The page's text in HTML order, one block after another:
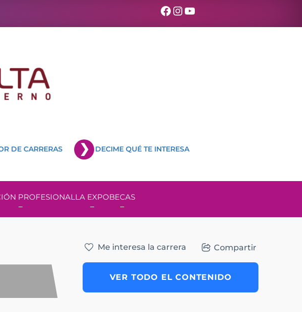
Facebook
Instagram
YouTube
DE CARRERAS DECIME QUÉ TE INTERESA
PROFESIONALLA EXPOBECAS
Me interesa la carrera Compartir
VER TODO EL CONTENIDO